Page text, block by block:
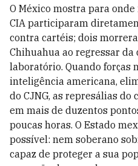
O México mostra para
CIA participaram
contra cartéis; dois
Chihuahua ao regressar
laboratório. Quando forças
inteligência americana,
do CJNG, as represálias
em mais de duzentos
poucas horas. O Estado
possível: nem soberano
capaz de proteger a sua